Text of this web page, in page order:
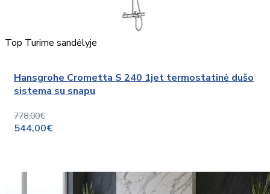
Top Turime sandėlyje
Hansgrohe Crometta S 240 1jet termostatinė dušo
sistema su snapu
778,00€
544,00€